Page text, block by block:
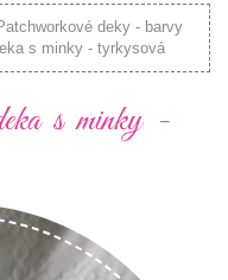
deky - barvy
s minky - tyrkysová
s minky -